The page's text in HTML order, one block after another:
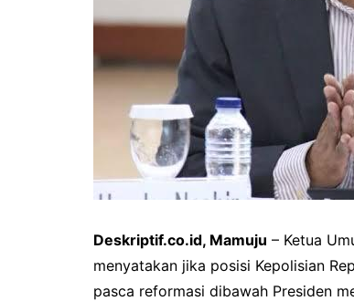
Deskriptif.co.id, Mamuju – Ketua
menyatakan jika posisi Kepolisian
pasca reformasi dibawah Presiden